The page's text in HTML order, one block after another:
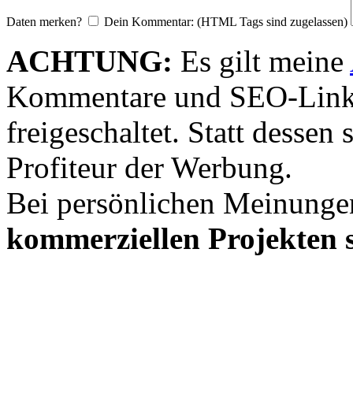
Daten merken? Dein Kommentar: (HTML Tags sind zugelassen)
ACHTUNG: Es gilt meine
Kommentare und SEO-
freigeschaltet. Statt dessen
Profiteur der Werbung.
Bei persönlichen
kommerziellen Projekten